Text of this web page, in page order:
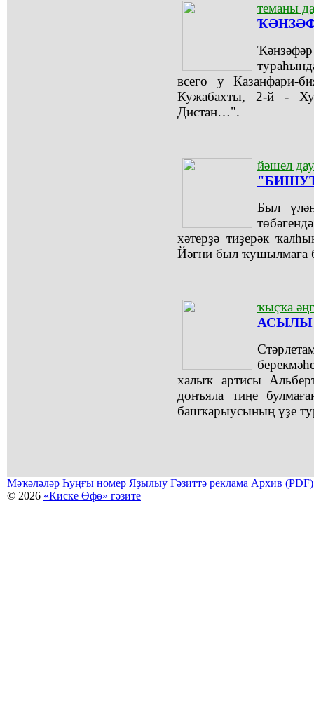
теманы
всего у Казанфари-
Кужабахты, 2-й -
Дистан…".
йәшел
Был
хәтерҙә тиҙерәк
Йәғни был ҡушылмаға
ҡыҫҡа
АСЫЛЫ
халыҡ артисы
донъяла тиңе
башҡарыусының үҙе
Мәҡәләләр Һуңғы номер Яҙылыу Гәзиттә реклама Архив (PDF)
© 2026 «Киске Өфө» гәзите